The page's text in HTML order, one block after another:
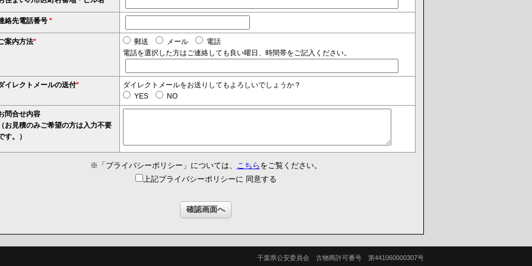
絡先電話番号 *
案内方法* 郵送 メール
電話
電話を選択した方はご連絡しても良い曜日、時間帯をご記入ください。
イレクトメールの送付*
ダイレクトメールをお送りしてもよろしいでしょうか？
YES
NO
問合せ内容
（お見積のみご希望の方は入力不要
す。）
※「プライバシーポリシー」については、 こちら をご覧ください。
上記プライバシーポリシーに 同意する
千葉県公安委員会 古物商許可番号 第441060000307号